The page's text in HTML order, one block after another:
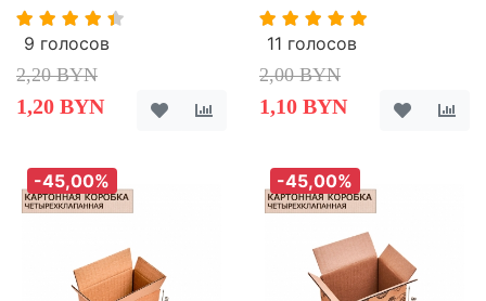
9 голосов
2,20 BYN
1,20 BYN
11 голосов
2,00 BYN
1,10 BYN
-45,00% -45,00%